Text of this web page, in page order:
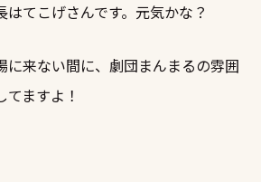
はてこげさんです。元気かな？
に来ない間に、劇団まんまるの雰囲
ますよ！